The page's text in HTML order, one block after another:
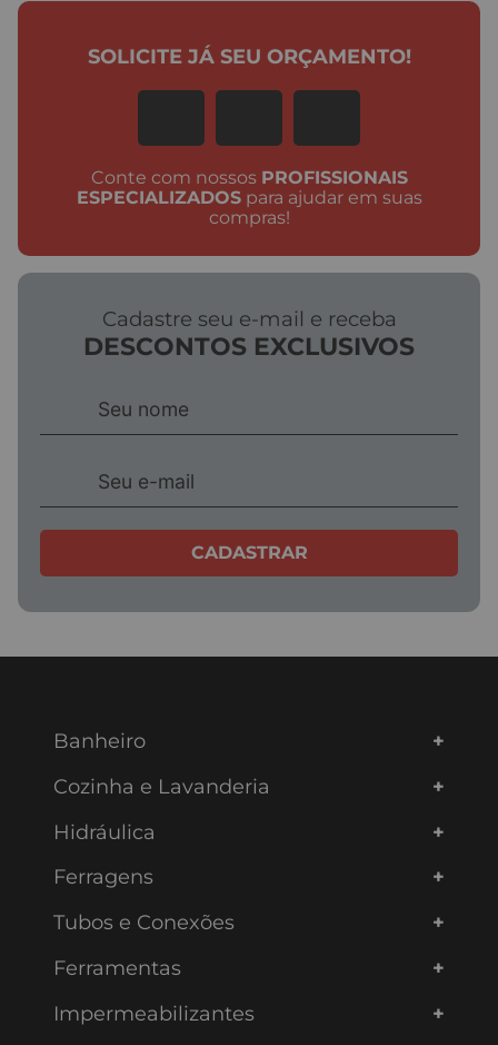
Conte com nossos PROFISSIONAIS
ESPECIALIZADOSpara ajudar em suas
compras!
SOLICITE JÁ SEU ORÇAMENTO!
Cadastre seu e-mail e receba
DESCONTOS EXCLUSIVOS
CADASTRAR
Banheiro
Cozinha e Lavanderia
Hidráulica
Ferragens
Tubos e Conexões
Ferramentas
Impermeabilizantes